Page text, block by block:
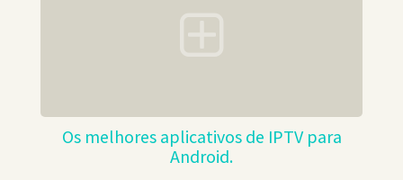
Os melhores aplicativos de IPTV para
Android.